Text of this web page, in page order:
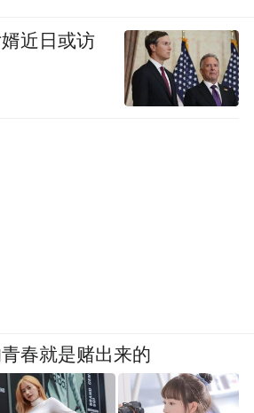
近日或访
春就是赌出来的